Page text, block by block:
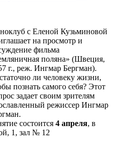
с Еленой Кузьминовой
на просмотр и
фильма
поляна» (Швеция,
г., реж. Ингмар Бергман).
ли человеку жизни,
познать самого себя? Этот
задает своим зрителям
режиссер Ингмар
состоится 4 апреля, в
1, зал № 12